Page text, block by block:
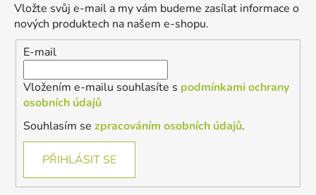
Vložte svůj e-mail a my vám budeme zasílat informace o
nových produktech na našem e-shopu.
E-mail
Vložením e-mailu souhlasíte s podmínkami ochrany
osobních údajů
Souhlasím se zpracováním osobních údajů.
PŘIHLÁSIT SE